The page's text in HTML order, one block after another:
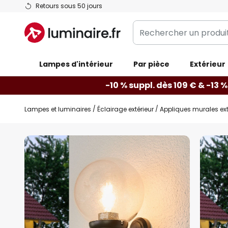
Retours sous 50 jours
Allez
contenu
Rechercher
un
catégorie...
Lampes d'intérieur Par pièce Extérieur
-10 % suppl. dès 109 € & -13
Lampes et luminaires Éclairage extérieur Appliques murales
Skip
to
the
end
of
the
images